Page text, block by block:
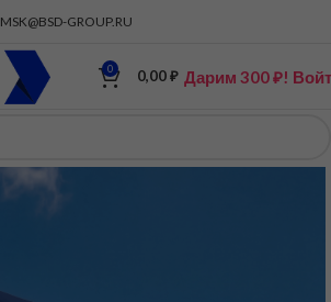
MSK@BSD-GROUP.RU
0 0,00₽ Дарим 300 ₽!